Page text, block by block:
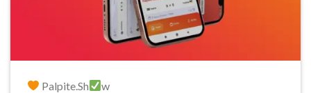
Palpite.Sh w